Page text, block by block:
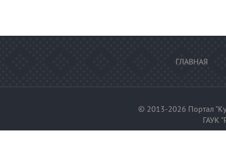
ГЛАВНАЯ
© 2013-2026 Портал
ГАУК